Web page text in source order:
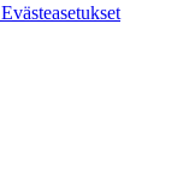
Evästeasetukset